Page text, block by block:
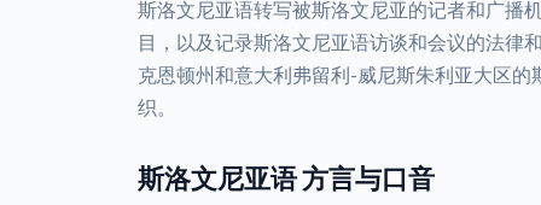
斯洛文尼亚语转写被斯洛文尼亚的记者和广播
目，以及记录斯洛文尼亚语访谈和会议的法律
克恩顿州和意大利弗留利-威尼斯朱利亚大区
织。
斯洛文尼亚语 方言与口音